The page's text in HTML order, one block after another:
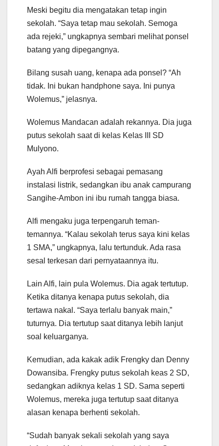
Meski begitu dia mengatakan tetap ingin
sekolah. “Saya tetap mau sekolah. Semoga
ada rejeki,” ungkapnya sembari melihat ponsel
batang yang dipegangnya.
Bilang susah uang, kenapa ada ponsel? “Ah
tidak. Ini bukan handphone saya. Ini punya
Wolemus,” jelasnya.
Wolemus Mandacan adalah rekannya. Dia juga
putus sekolah saat di kelas Kelas III SD
Mulyono.
Ayah Alfi berprofesi sebagai pemasang
instalasi listrik, sedangkan ibu anak campurang
Sangihe-Ambon ini ibu rumah tangga biasa.
Alfi mengaku juga terpengaruh teman-
temannya. “Kalau sekolah terus saya kini kelas
1 SMA,” ungkapnya, lalu tertunduk. Ada rasa
sesal terkesan dari pernyataannya itu.
Lain Alfi, lain pula Wolemus. Dia agak tertutup.
Ketika ditanya kenapa putus sekolah, dia
tertawa nakal. “Saya terlalu banyak main,”
tuturnya. Dia tertutup saat ditanya lebih lanjut
soal keluarganya.
Kemudian, ada kakak adik Frengky dan Denny
Dowansiba. Frengky putus sekolah keas 2 SD,
sedangkan adiknya kelas 1 SD. Sama seperti
Wolemus, mereka juga tertutup saat ditanya
alasan kenapa berhenti sekolah.
“Sudah banyak sekali sekolah yang saya